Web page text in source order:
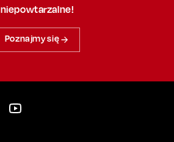
niepowtarzalne!
Poznajmy się